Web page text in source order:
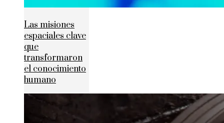
Las misiones
espaciales clave
que
transformaron
el conocimiento
humano